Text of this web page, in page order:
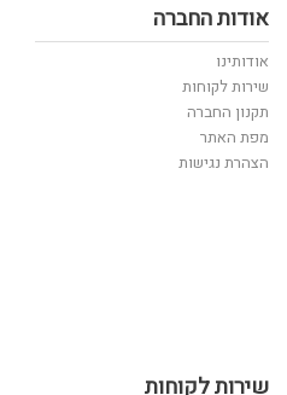
אודות החברה
אודותינו
שירות לקוחות
תקנון החברה
מפת האתר
הצהרת נגישות
שירות לקוחות